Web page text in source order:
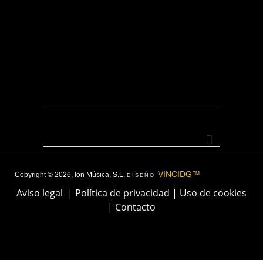
Copyright © 2026, Ion Música, S.L. DISEÑO VINCIDG™
Aviso legal | Política de privacidad | Uso de cookies
| Contacto